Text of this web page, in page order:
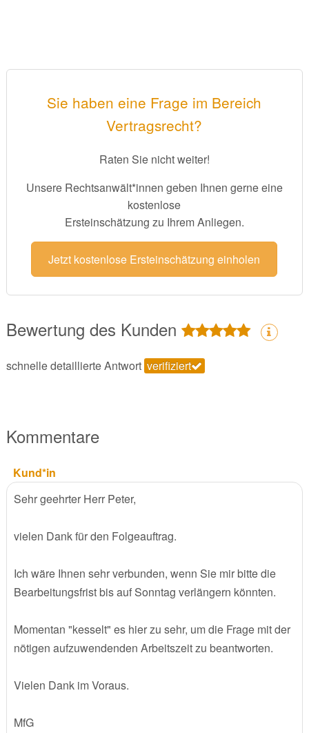
Sie haben eine Frage im Bereich
Vertragsrecht?
Raten Sie nicht weiter!
Unsere Rechtsanwält*innen geben Ihnen gerne eine
kostenlose
Ersteinschätzung zu Ihrem Anliegen.
Jetzt kostenlose Ersteinschätzung einholen
Bewertung des Kunden
schnelle detaillierte Antwort verifiziert
Kommentare
Kund*in
Sehr geehrter Herr Peter,
vielen Dank für den Folgeauftrag.
Ich wäre Ihnen sehr verbunden, wenn Sie mir bitte die
Bearbeitungsfrist bis auf Sonntag verlängern könnten.
Momentan "kesselt" es hier zu sehr, um die Frage mit der
nötigen aufzuwendenden Arbeitszeit zu beantworten.
Vielen Dank im Voraus.
MfG